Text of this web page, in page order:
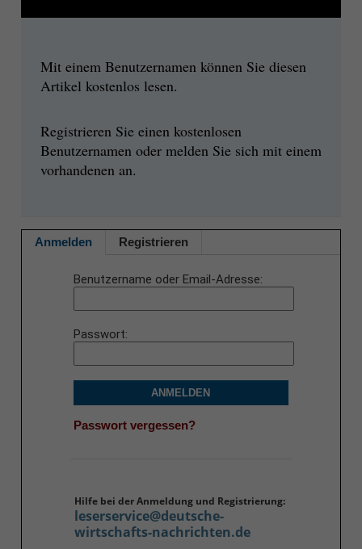
Mit einem Benutzernamen können Sie diesen
Artikel kostenlos lesen.
Registrieren Sie einen kostenlosen
Benutzernamen oder melden Sie sich mit einem
vorhandenen an.
Anmelden Registrieren
Benutzername oder Email-Adresse
Passwort
ANMELDEN
Passwort vergessen?
Hilfe bei der Anmeldung und Registrierung:
leserservice@deutsche-
wirtschafts-nachrichten.de